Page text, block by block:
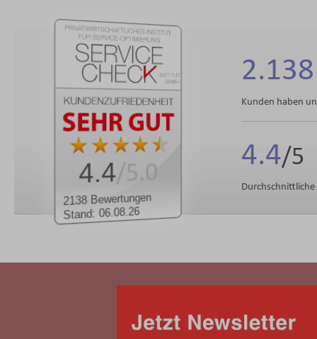
2138 Bewertungen
Stand: 06.08.26
4.4/5.0
2.138
Kunden haben
4.4